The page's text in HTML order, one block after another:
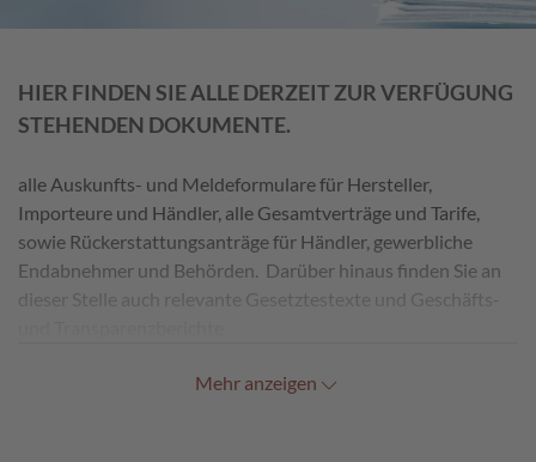
HIER FINDEN SIE ALLE DERZEIT ZUR VERFÜGUNG
STEHENDEN DOKUMENTE.
alle Auskunfts- und Meldeformulare für Hersteller,
Importeure und Händler, alle Gesamtverträge und Tarife,
sowie Rückerstattungsanträge für Händler, gewerbliche
Endabnehmer und Behörden. Darüber hinaus finden Sie an
dieser Stelle auch relevante Gesetztestexte und Geschäfts-
Mehr anzeigen